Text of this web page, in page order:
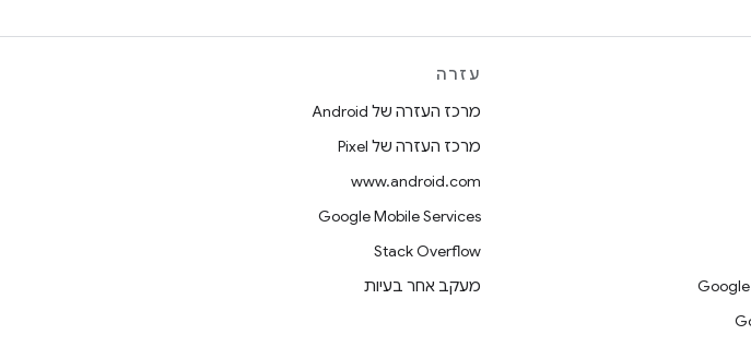
עזרה
מרכז העזרה של Android
מרכז העזרה של Pixel
www.android.com
Google Mobile Services
Stack Overflow
מעקב אחר בעיות